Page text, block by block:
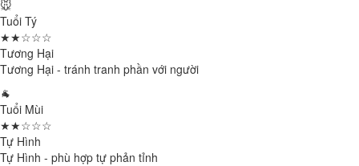
🐭
Tuổi Tý
★★☆☆☆
Tương Hại
Tương Hại - tránh tranh phần với người
🐐
Tuổi Mùi
★★☆☆☆
Tự Hình
Tự Hình - phù hợp tự phản tỉnh